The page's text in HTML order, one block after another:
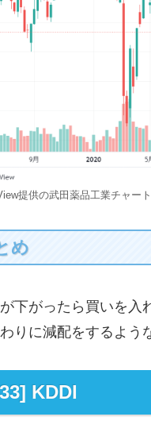
提供の武田薬品工業チャート
め
下がったら買いを入
りに減配をするよう
KDDI